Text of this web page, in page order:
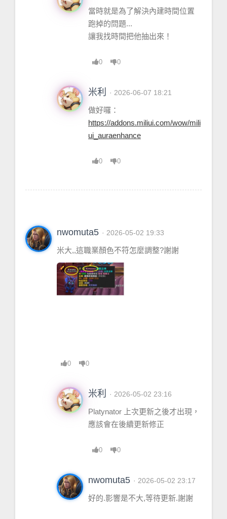
當時就是為了解決內建時間位置
跑掉的問題...
讓我找時間把他抽出來！
0 0
米利 · 2026-06-07 18:21
做好囉：
https://addons.miliui.com/wow/mili
ui_auraenhance
0 0
nwomuta5 · 2026-05-02 19:33
米大,,這職業顏色不符怎麼調整?謝謝
0 0
米利 · 2026-05-02 23:16
Platynator 上次更新之後才出現，
應該會在後續更新修正
0 0
nwomuta5 · 2026-05-02 23:17
好的.影響是不大,等待更新.謝謝